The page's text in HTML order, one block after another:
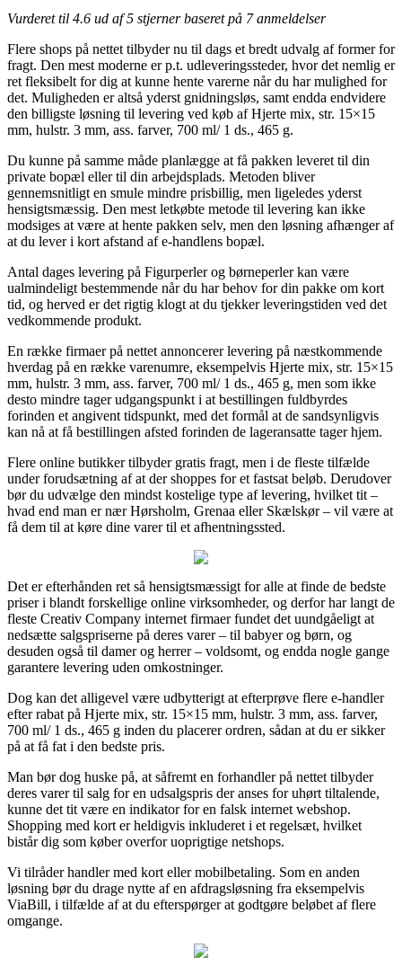
Vurderet til 4.6 ud af 5 stjerner baseret på 7anmeldelser
Flere shops på nettet tilbyder nu til dags et bredt udvalg af former for
fragt. Den mest moderne er p.t. udleveringssteder, hvor det nemlig er
ret fleksibelt for dig at kunne hente varerne når du har mulighed for
det. Muligheden er altså yderst gnidningsløs, samt endda endvidere
den billigste løsning til levering ved køb af Hjerte mix, str. 15×15
mm, hulstr. 3 mm, ass. farver, 700 ml/ 1 ds., 465 g.
Du kunne på samme måde planlægge at få pakken leveret til din
private bopæl eller til din arbejdsplads. Metoden bliver
gennemsnitligt en smule mindre prisbillig, men ligeledes yderst
hensigtsmæssig. Den mest letkøbte metode til levering kan ikke
modsiges at være at hente pakken selv, men den løsning afhænger af
at du lever i kort afstand af e-handlens bopæl.
Antal dages levering på Figurperler og børneperler kan være
ualmindeligt bestemmende når du har behov for din pakke om kort
tid, og herved er det rigtig klogt at du tjekker leveringstiden ved det
vedkommende produkt.
En række firmaer på nettet annoncerer levering på næstkommende
hverdag på en række varenumre, eksempelvis Hjerte mix, str. 15×15
mm, hulstr. 3 mm, ass. farver, 700 ml/ 1 ds., 465 g, men som ikke
desto mindre tager udgangspunkt i at bestillingen fuldbyrdes
forinden et angivent tidspunkt, med det formål at de sandsynligvis
kan nå at få bestillingen afsted forinden de lageransatte tager hjem.
Flere online butikker tilbyder gratis fragt, men i de fleste tilfælde
under forudsætning af at der shoppes for et fastsat beløb. Derudover
bør du udvælge den mindst kostelige type af levering, hvilket tit –
hvad end man er nær Hørsholm, Grenaa eller Skælskør – vil være at
få dem til at køre dine varer til et afhentningssted.
Det er efterhånden ret så hensigtsmæssigt for alle at finde de bedste
priser i blandt forskellige online virksomheder, og derfor har langt de
fleste Creativ Company internet firmaer fundet det uundgåeligt at
nedsætte salgspriserne på deres varer – til babyer og børn, og
desuden også til damer og herrer – voldsomt, og endda nogle gange
garantere levering uden omkostninger.
Dog kan det alligevel være udbytterigt at efterprøve flere e-handler
efter rabat på Hjerte mix, str. 15×15 mm, hulstr. 3 mm, ass. farver,
700 ml/ 1 ds., 465 g inden du placerer ordren, sådan at du er sikker
på at få fat i den bedste pris.
Man bør dog huske på, at såfremt en forhandler på nettet tilbyder
deres varer til salg for en udsalgspris der anses for uhørt tiltalende,
kunne det tit være en indikator for en falsk internet webshop.
Shopping med kort er heldigvis inkluderet i et regelsæt, hvilket
bistår dig som køber overfor uoprigtige netshops.
Vi tilråder handler med kort eller mobilbetaling. Som en anden
løsning bør du drage nytte af en afdragsløsning fra eksempelvis
ViaBill, i tilfælde af at du efterspørger at godtgøre beløbet af flere
omgange.